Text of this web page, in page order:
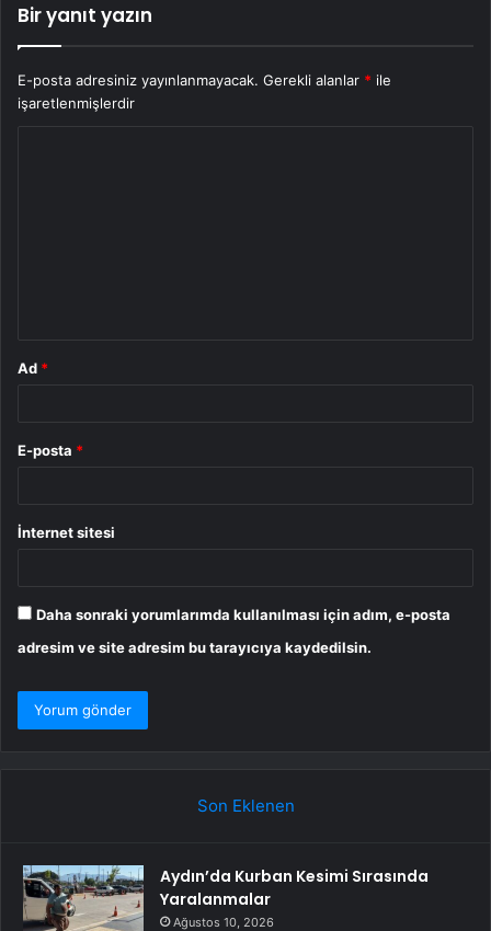
Bir yanıt yazın
E-posta adresiniz yayınlanmayacak. Gerekli alanlar * ile
işaretlenmişlerdir
Ad *
E-posta *
İnternet sitesi
Daha sonraki yorumlarımda kullanılması için adım, e-posta
adresim ve site adresim bu tarayıcıya kaydedilsin.
Son Eklenen
Aydın’da Kurban Kesimi Sırasında
Yaralanmalar
Ağustos 10, 2026